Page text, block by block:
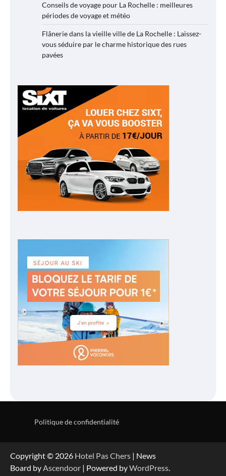
Conseils de voyage pour La Rochelle : meilleures
périodes de voyage et météo
Flânerie dans la vieille ville de La Rochelle : Laissez-
vous séduire par le charme historique des rues
pavées
Politique de confidentialité
Copyright © 2026 Hotel Pas Chers | News
Board byAscendoor | Powered byWordPress.